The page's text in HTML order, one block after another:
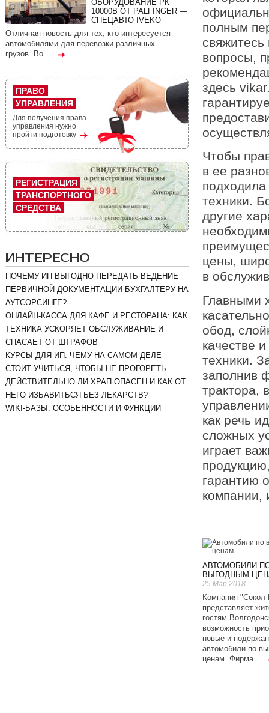
полным
вопросы,
здесь
Чтобы
в ее
техники.
другие
цены,
в
Главными
обод,
качестве
техники.
заполнив
трактора,
как речь
сложных
играет
гарантию
компании,
АВТОМОБИЛИ
ВЫГОДНЫМ
25 Мар 2018
Компания "Сокол
представляет
гостям
возможность
новые и
автомобили по
ценам. Фирма ...
ОБОРУДОВАНИЕ РК
10000В ОТ PALFINGER —
СПЕЦАВТО IVEKO
Отличная новость для тех, кто интересуется
автомобилями для перевозки различных
грузов. Во ...
ПРАВО
УПРАВЛЕНИЯ
Для получения права
управления нужно
пройти подготовку
РЕГИСТРАЦИЯ
ТРАНСПОРТНОГО
СРЕДСТВА
ИНТЕРЕСНО
ПОЧЕМУ ИП ВЫГОДНО ПЕРЕДАТЬ ВЕДЕНИЕ
ПЕРВИЧНОЙ ДОКУМЕНТАЦИИ БУХГАЛТЕРУ НА
АУТСОРСИНГЕ?
ОНЛАЙН-КАССА ДЛЯ КАФЕ И РЕСТОРАНА: КАК
ТЕХНИКА УСКОРЯЕТ ОБСЛУЖИВАНИЕ И
СПАСАЕТ ОТ ШТРАФОВ
КУРСЫ ДЛЯ ИП: ЧЕМУ НА САМОМ ДЕЛЕ
СТОИТ УЧИТЬСЯ, ЧТОБЫ НЕ ПРОГОРЕТЬ
ДЕЙСТВИТЕЛЬНО ЛИ ХРАП ОПАСЕН И КАК ОТ
НЕГО ИЗБАВИТЬСЯ БЕЗ ЛЕКАРСТВ?
WIKI-БАЗЫ: ОСОБЕННОСТИ И ФУНКЦИИ